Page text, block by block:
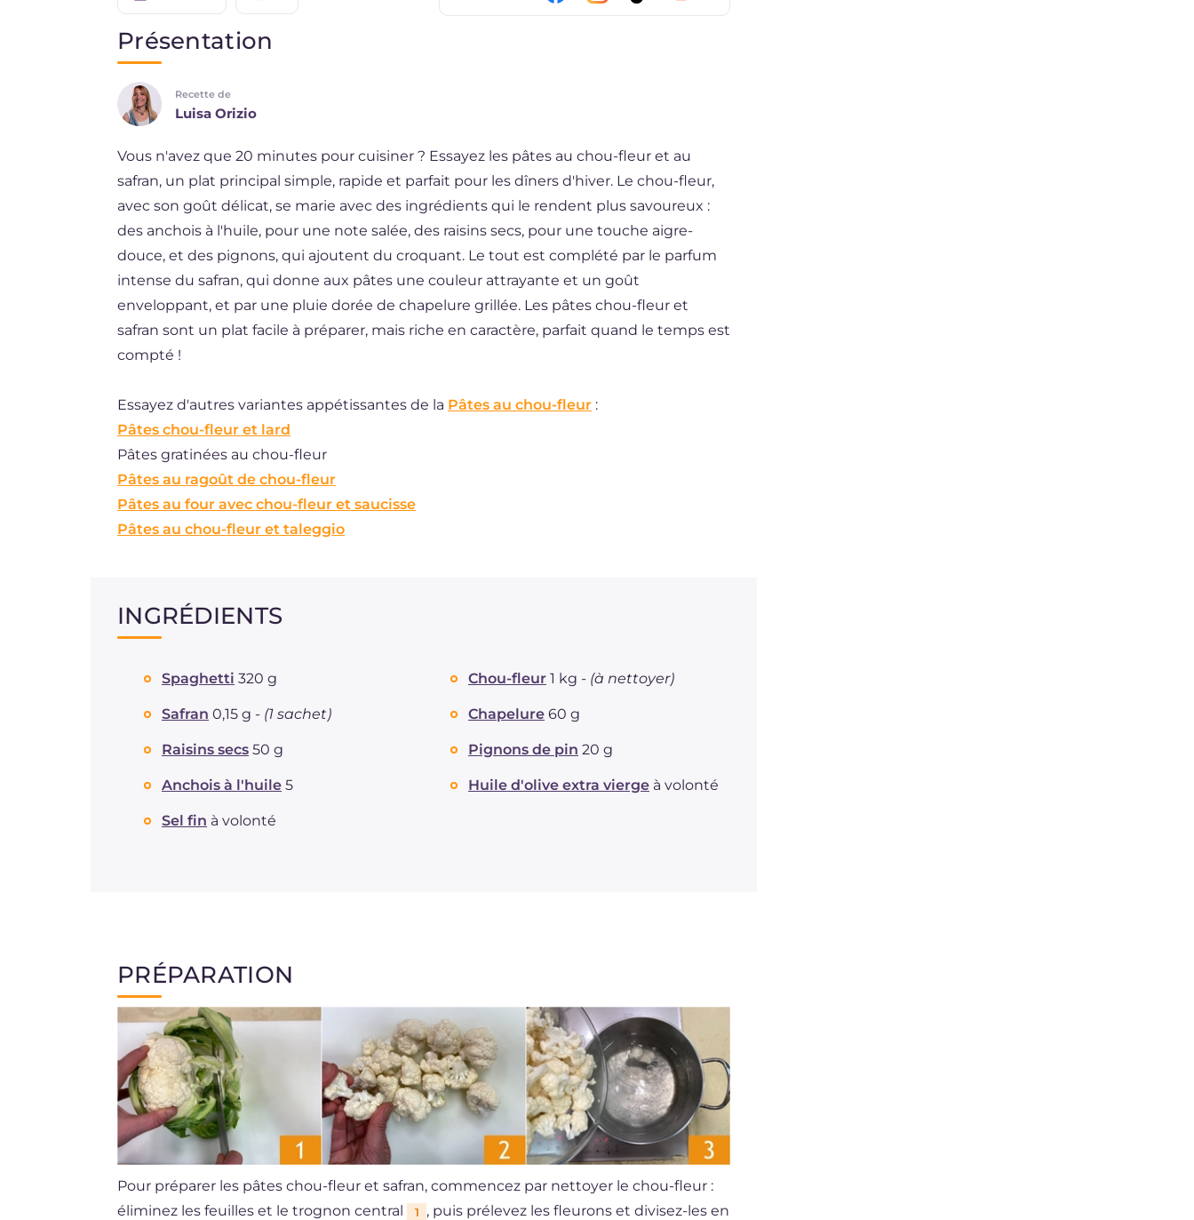
BR
Présentation
Recette de
Luisa Orizio
Vous n'avez que 20 minutes pour cuisiner ? Essayez les pâtes au chou-fleur et au
safran, un plat principal simple, rapide et parfait pour les dîners d'hiver. Le chou-fleur,
avec son goût délicat, se marie avec des ingrédients qui le rendent plus savoureux :
des anchois à l'huile, pour une note salée, des raisins secs, pour une touche aigre-
douce, et des pignons, qui ajoutent du croquant. Le tout est complété par le parfum
intense du safran, qui donne aux pâtes une couleur attrayante et un goût
enveloppant, et par une pluie dorée de chapelure grillée. Les pâtes chou-fleur et
safran sont un plat facile à préparer, mais riche en caractère, parfait quand le temps est
compté !
Essayez d'autres variantes appétissantes de la Pâtes au chou-fleur :
Pâtes chou-fleur et lard
Pâtes gratinées au chou-fleur
Pâtes au ragoût de chou-fleur
Pâtes au four avec chou-fleur et saucisse
Pâtes au chou-fleur et taleggio
INGRÉDIENTS
Spaghetti 320 g Chou-fleur 1 kg - (à nettoyer)
Safran 0,15 g - (1 sachet) Chapelure 60 g
Raisins secs 50 g Pignons de pin 20 g
Anchois à l'huile 5 Huile d'olive extra vierge à volonté
Sel fin à volonté
PRÉPARATION
Pour préparer les pâtes chou-fleur et safran, commencez par nettoyer le chou-fleur :
éliminez les feuilles et le trognon central
1
, puis prélevez les fleurons et divisez-les en